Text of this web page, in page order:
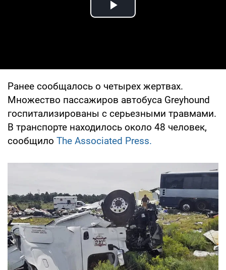
Play Video
Ранее сообщалось о четырех жертвах.
Множество пассажиров автобуса Greyhound
госпитализированы с серьезными травмами.
В транспорте находилось около 48 человек,
сообщило The Associated Press.